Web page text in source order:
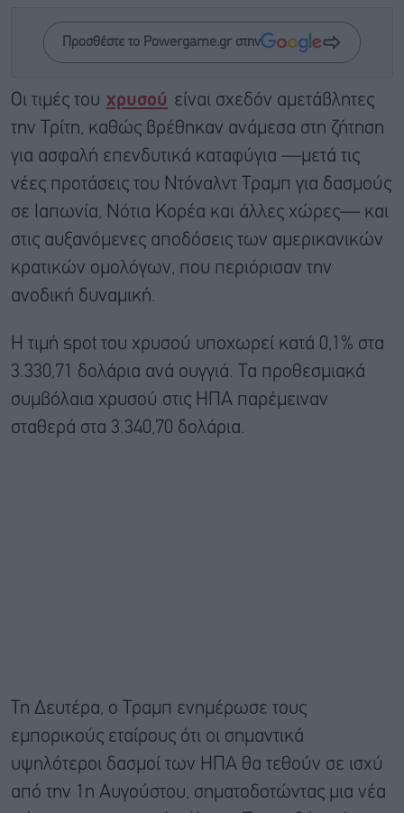
Προσθέστε το Powergame.gr στην
Οι τιμές του χρυσού είναι σχεδόν αμετάβλητες
την Τρίτη, καθώς βρέθηκαν ανάμεσα στη ζήτηση
για ασφαλή επενδυτικά καταφύγια —μετά τις
νέες προτάσεις του Ντόναλντ Τραμπ για δασμούς
σε Ιαπωνία, Νότια Κορέα και άλλες χώρες— και
στις αυξανόμενες αποδόσεις των αμερικανικών
κρατικών ομολόγων, που περιόρισαν την
ανοδική δυναμική.
Η τιμή spot του χρυσού υποχωρεί κατά 0,1% στα
3.330,71 δολάρια ανά ουγγιά. Τα προθεσμιακά
συμβόλαια χρυσού στις ΗΠΑ παρέμειναν
σταθερά στα 3.340,70 δολάρια.
Τη Δευτέρα, ο Τραμπ ενημέρωσε τους
εμπορικούς εταίρους ότι οι σημαντικά
υψηλότεροι δασμοί των ΗΠΑ θα τεθούν σε ισχύ
από την 1η Αυγούστου, σηματοδοτώντας μια νέα